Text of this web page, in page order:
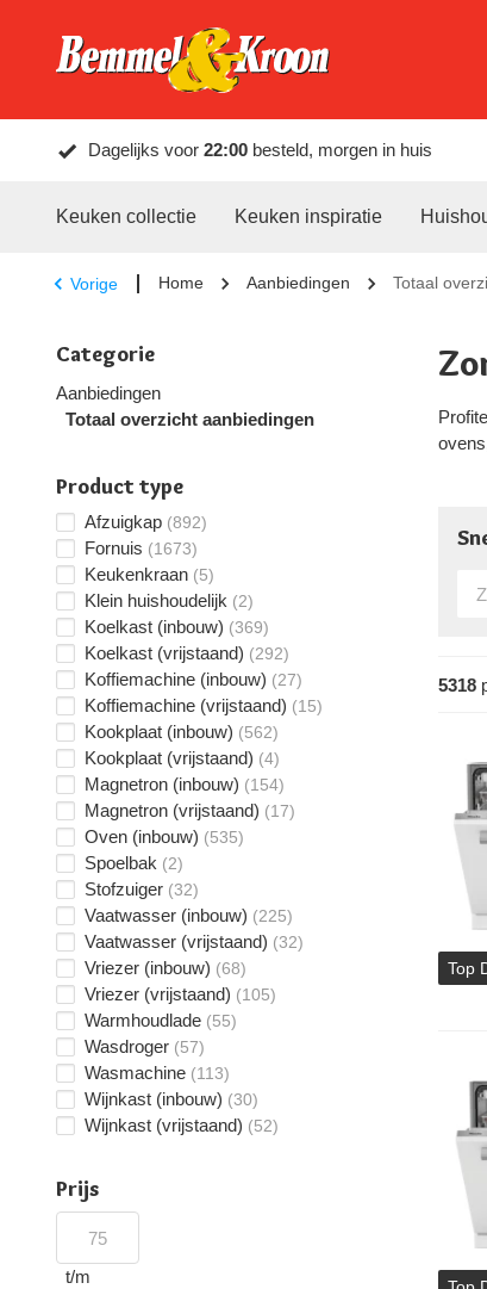
Dagelijks voor 22:00 besteld, morgen in huis
Keuken collectie Keuken inspiratie
Vorige Home Aanbiedingen Totaal
5318
Top
Categorie
Aanbiedingen
Totaal overzicht aanbiedingen
Product type
Afzuigkap (892)
Fornuis (1673)
Keukenkraan (5)
Klein huishoudelijk (2)
Koelkast (inbouw) (369)
Koelkast (vrijstaand) (292)
Koffiemachine (inbouw) (27)
Koffiemachine (vrijstaand) (15)
Kookplaat (inbouw) (562)
Kookplaat (vrijstaand) (4)
Magnetron (inbouw) (154)
Magnetron (vrijstaand) (17)
Oven (inbouw) (535)
Spoelbak (2)
Stofzuiger (32)
Vaatwasser (inbouw) (225)
Vaatwasser (vrijstaand) (32)
Vriezer (inbouw) (68)
Vriezer (vrijstaand) (105)
Warmhoudlade (55)
Wasdroger (57)
Wasmachine (113)
Wijnkast (inbouw) (30)
Wijnkast (vrijstaand) (52)
Prijs
t/m